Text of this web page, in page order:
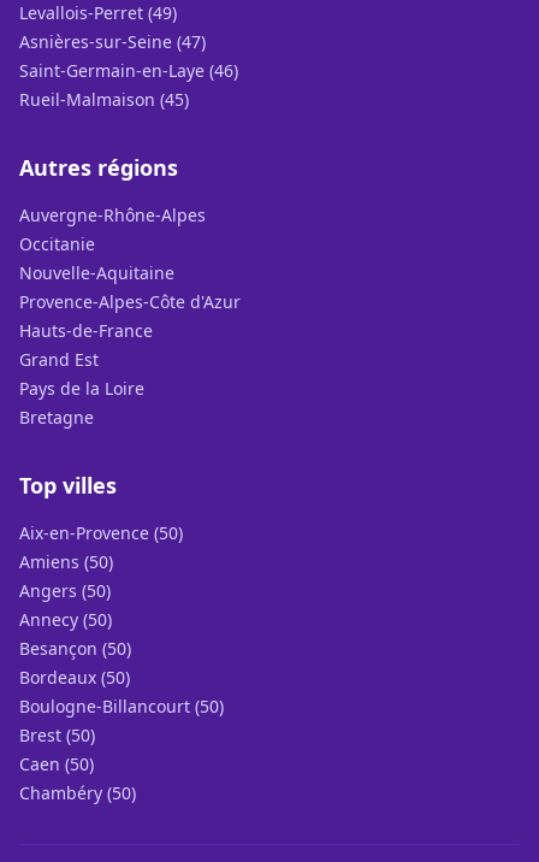
Levallois-Perret (49)
Asnières-sur-Seine (47)
Saint-Germain-en-Laye (46)
Rueil-Malmaison (45)
Autres régions
Auvergne-Rhône-Alpes
Occitanie
Nouvelle-Aquitaine
Provence-Alpes-Côte d'Azur
Hauts-de-France
Grand Est
Pays de la Loire
Bretagne
Top villes
Aix-en-Provence (50)
Amiens (50)
Angers (50)
Annecy (50)
Besançon (50)
Bordeaux (50)
Boulogne-Billancourt (50)
Brest (50)
Caen (50)
Chambéry (50)